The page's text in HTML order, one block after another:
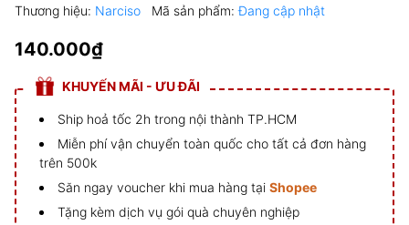
Thương hiệu: Narciso Mã sản phẩm:Đang cập nhật
140.000₫
KHUYẾN MÃI - ƯU ĐÃI
Ship hoả tốc 2h trong nội thành TP.HCM
Miễn phí vận chuyển toàn quốc cho tất cả đơn hàng
trên 500k
Săn ngay voucher khi mua hàng tại Shopee
Tặng kèm dịch vụ gói quà chuyên nghiệp